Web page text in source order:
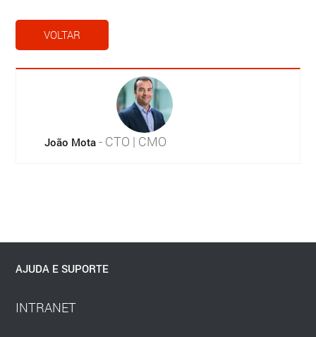
VOLTAR
João Mota- CTO | CMO
AJUDA E SUPORTE
INTRANET